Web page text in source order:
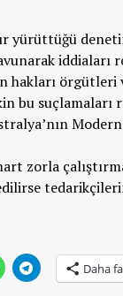
yürüttüğü
örgütleri
bu suçlamaları
Modern
zorla
Daha